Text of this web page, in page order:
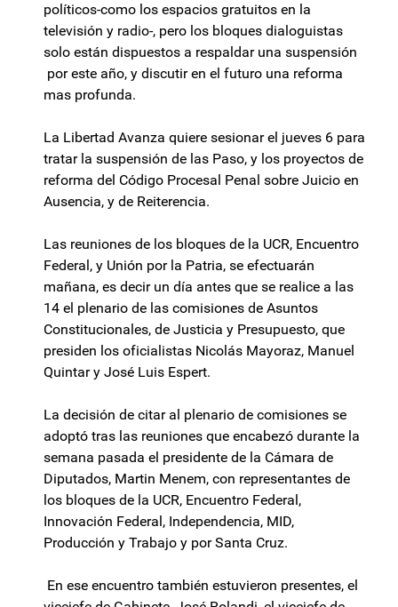
políticos-como los espacios gratuitos en la
televisión y radio-, pero los bloques dialoguistas
solo están dispuestos a respaldar una suspensión
por este año, y discutir en el futuro una reforma
mas profunda.
La Libertad Avanza quiere sesionar el jueves 6 para
tratar la suspensión de las Paso, y los proyectos de
reforma del Código Procesal Penal sobre Juicio en
Ausencia, y de Reiterencia.
Las reuniones de los bloques de la UCR, Encuentro
Federal, y Unión por la Patria, se efectuarán
mañana, es decir un día antes que se realice a las
14 el plenario de las comisiones de Asuntos
Constitucionales, de Justicia y Presupuesto, que
presiden los oficialistas Nicolás Mayoraz, Manuel
Quintar y José Luis Espert.
La decisión de citar al plenario de comisiones se
adoptó tras las reuniones que encabezó durante la
semana pasada el presidente de la Cámara de
Diputados, Martin Menem, con representantes de
los bloques de la UCR, Encuentro Federal,
Innovación Federal, Independencia, MID,
Producción y Trabajo y por Santa Cruz.
En ese encuentro también estuvieron presentes, el